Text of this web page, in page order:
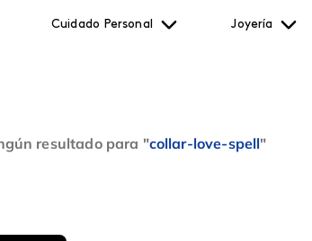
Cuidado Personal Joyería
resultado para "collar-love-spell"